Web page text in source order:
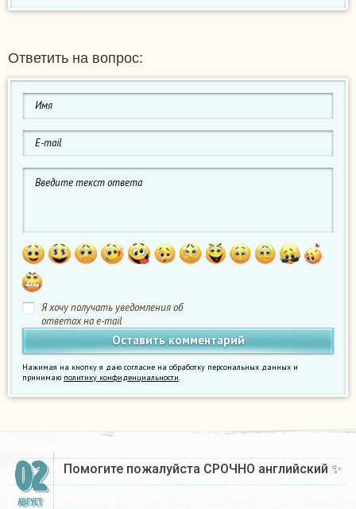
Ответить на вопрос:
Я хочу получать уведомления об
ответах на e-mail
Нажимая на кнопку я даю согласие на обработку персональных данных и
принимаю политику конфиденциальности.
02
АВГУСТ
Помогите пожалуйста СРОЧНО английский ✨​